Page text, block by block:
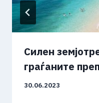
Силен
граѓаните
30.06.2023